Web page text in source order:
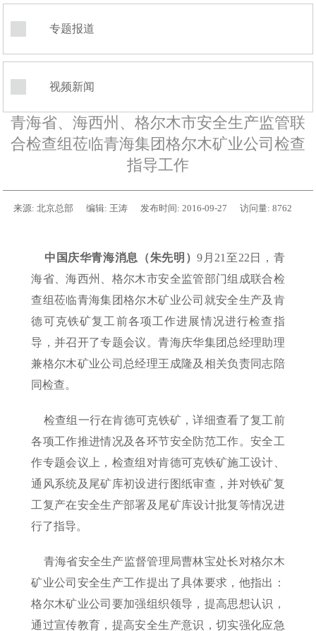
专题报道
视频新闻
青海省、海西州、格尔木市安全生产监管联
合检查组莅临青海集团格尔木矿业公司检查
指导工作
来源: 北京总部 编辑: 王涛 发布时间: 2016-09-27 访问量: 8762
中国庆华青海消息（朱先明）9月21至22日，青
海省、海西州、格尔木市安全监管部门组成联合检
查组莅临青海集团格尔木矿业公司就安全生产及肯
德可克铁矿复工前各项工作进展情况进行检查指
导，并召开了专题会议。青海庆华集团总经理助理
兼格尔木矿业公司总经理王成隆及相关负责同志陪
同检查。
检查组一行在肯德可克铁矿，详细查看了复工前
各项工作推进情况及各环节安全防范工作。安全工
作专题会议上，检查组对肯德可克铁矿施工设计、
通风系统及尾矿库初设进行图纸审查，并对铁矿复
工复产在安全生产部署及尾矿库设计批复等情况进
行了指导。
青海省安全生产监督管理局曹林宝处长对格尔木
矿业公司安全生产工作提出了具体要求，他指出：
格尔木矿业公司要加强组织领导，提高思想认识，
通过宣传教育，提高安全生产意识，切实强化应急